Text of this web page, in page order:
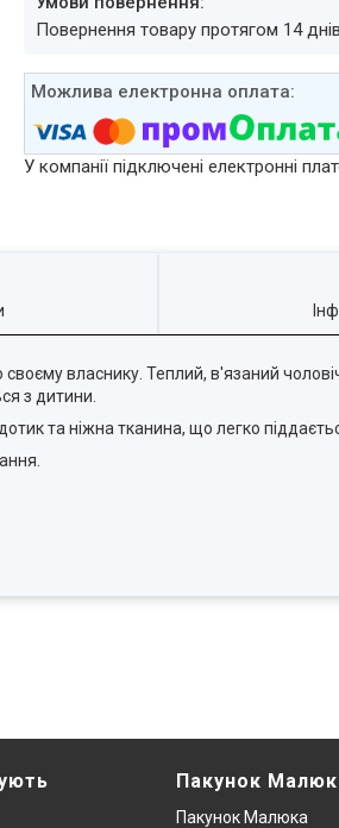
повернення товару протягом 14
У компанії підключені електронні
власнику. Теплий, в'язаний
з дитини.
та ніжна тканина, що легко
Пакунок
Пакунок Малюка